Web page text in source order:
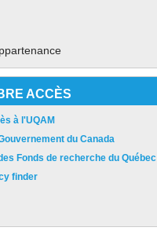
ACCÈS
à l'UQAM
du Canada
Fonds de recherche du Québec
finder